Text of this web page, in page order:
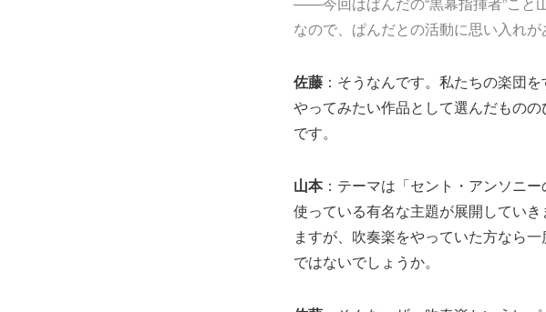
なので、ぱんだとの活動に思い入れが
佐藤 ：そうなんです。私たちの楽団
やってみたい作品として選んだもの
です。
山本：テーマは「セント・アンソニ
使っている有名な主題が展開してい
ますが、吹奏楽をやっていた方なら
ではないでしょうか。